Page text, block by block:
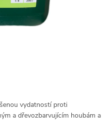
vydatností proti
a dřevozbarvujícím houbám a